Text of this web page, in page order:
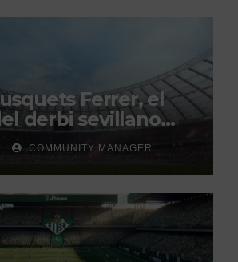
Ferrer, el
derbi sevillano
que genera
COMMUNITY MANAGER